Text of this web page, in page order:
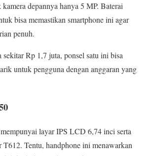
depannya hanya 5 MP. Baterai
bisa memastikan smartphone ini agar
penuh.
sekitar Rp 1,7 juta, ponsel satu ini bisa
untuk pengguna dengan anggaran yang
layar IPS LCD 6,74 inci serta
Tentu, handphone ini menawarkan